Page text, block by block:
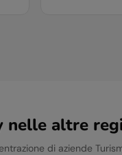
nelle altre
di aziende